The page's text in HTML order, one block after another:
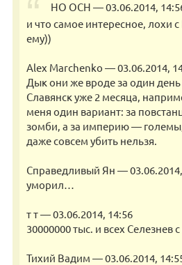
HO OCH — 03.06.2014,
и что самое интересное, лохи
ему))
Alex Marchenko — 03.06.2014,
Дык они же вроде за один
Славянск уже 2 месяца,
меня один вариант: за
зомби, а за империю —
даже совсем убить нельзя.
Справедливый Ян —
уморил…
т т — 03.06.2014, 14:56
30000000 тыс. и всех Селезнев
Тихий Вадим — 03.06.2014,